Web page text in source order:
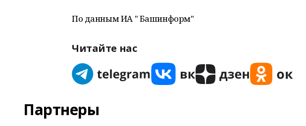
По данным ИА " Башинформ"
Читайте нас
Партнеры